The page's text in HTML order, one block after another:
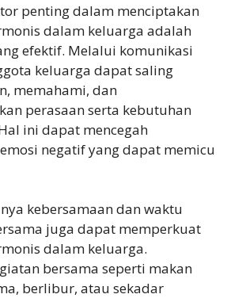
penting dalam menciptakan
dalam keluarga adalah
efektif. Melalui komunikasi
keluarga dapat saling
memahami, dan
perasaan serta kebutuhan
ini dapat mencegah
negatif yang dapat memicu
kebersamaan dan waktu
juga dapat memperkuat
dalam keluarga.
bersama seperti makan
berlibur, atau sekadar